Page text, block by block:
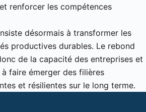
renforcer les compétences
désormais à transformer les
productives durables. Le rebond
de la capacité des entreprises et
faire émerger des filières
et résilientes sur le long terme.